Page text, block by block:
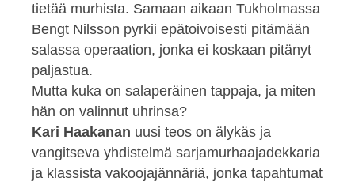
tietää murhista. Samaan aikaan Tukholmassa
Bengt Nilsson pyrkii epä­toivoisesti pitämään
salassa operaation, jonka ei koskaan pitä­nyt
paljastua.
Mutta kuka on salaperäinen tappaja, ja miten
hän on valinnut uhrinsa?
Kari Haakanan uusi teos on älykäs ja
vangitseva yhdistelmä sarjamurhaajadekkaria
ja klassista vakoojajännäriä, jonka tapahtumat